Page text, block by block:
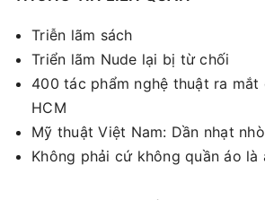
Triễn lãm sách
Triển lãm Nude lại bị từ chối
400 tác phẩm nghệ thuật ra mắt
HCM
Mỹ thuật Việt Nam: Dần nhạt
Không phải cứ không quần áo là